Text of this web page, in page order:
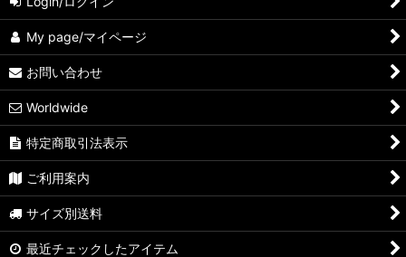
My page/マイページ
お問い合わせ
Worldwide
特定商取引法表示
ご利用案内
サイズ別送料
最近チェックしたアイテム